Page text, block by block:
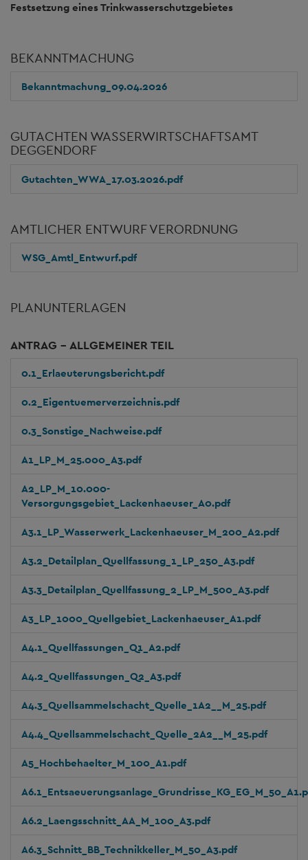
Festsetzung eines Trinkwasserschutzgebietes
BEKANNTMACHUNG
Bekanntmachung_09.04.2026
GUTACHTEN WASSERWIRTSCHAFTSAMT
DEGGENDORF
Gutachten_WWA_17.03.2026.pdf
AMTLICHER ENTWURF VERORDNUNG
WSG_Amtl_Entwurf.pdf
PLANUNTERLAGEN
ANTRAG - ALLGEMEINER TEIL
0.1_Erlaeuterungsbericht.pdf
0.2_Eigentuemerverzeichnis.pdf
0.3_Sonstige_Nachweise.pdf
A1_LP_M_25.000_A3.pdf
A2_LP_M_10.000-
Versorgungsgebiet_Lackenhaeuser_A0.pdf
A3.1_LP_Wasserwerk_Lackenhaeuser_M_200_A2.pdf
A3.2_Detailplan_Quellfassung_1_LP_250_A3.pdf
A3.3_Detailplan_Quellfassung_2_LP_M_500_A3.pdf
A3_LP_1000_Quellgebiet_Lackenhaeuser_A1.pdf
A4.1_Quellfassungen_Q1_A2.pdf
A4.2_Quellfassungen_Q2_A3.pdf
A4.3_Quellsammelschacht_Quelle_1A2__M_25.pdf
A4.4_Quellsammelschacht_Quelle_2A2__M_25.pdf
A5_Hochbehaelter_M_100_A1.pdf
A6.2_Laengsschnitt_AA_M_100_A3.pdf
A6.3_Schnitt_BB_Technikkeller_M_50_A3.pdf